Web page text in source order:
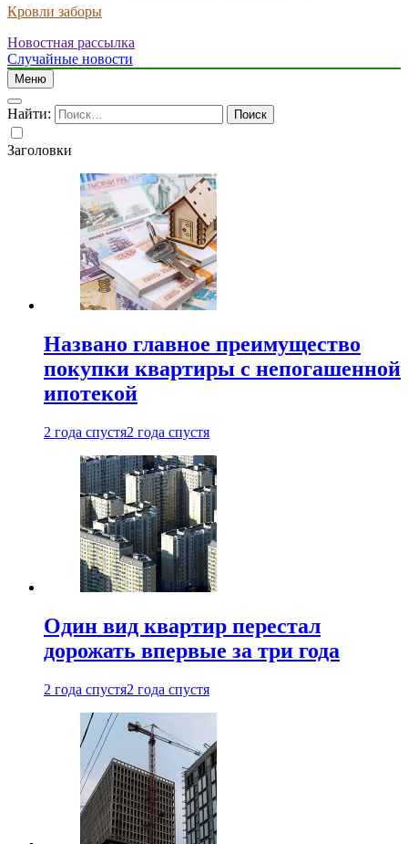
Кровли заборы
Новостная рассылка
Случайные новости
Меню
Найти:
Заголовки
Названо главное преимущество
покупки квартиры с непогашенной
ипотекой
2 года спустя2 года спустя
Один вид квартир перестал
дорожать впервые за три года
2 года спустя2 года спустя